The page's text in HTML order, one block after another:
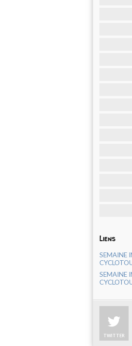
Liens
SEMAINE
SEMAINE
TWITTER